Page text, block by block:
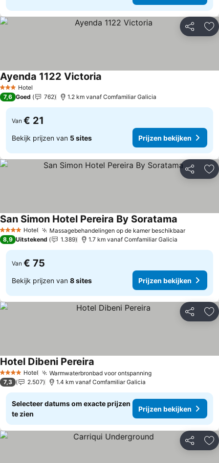
Delen
3 SterrenHotel
Ayenda 1122 Victoria
7,6 Goed 762 1.2 km vanaf Comfamiliar Galicia
Van € 21
Bekijk prijzen van 5 sites Prijzen bekijken
Delen
4 SterrenHotel Massagebehandelingen op de kamer beschikbaarPrijzen
San Simon Hotel Pereira By Soratama
8,9 Uitstekend 1.389 1.7 km vanaf Comfamiliar Galicia
Van € 75
Bekijk prijzen van 8 sites Prijzen bekijken
Delen
4 SterrenHotel Warmwaterbronbad voor ontspanningPrijzen bekijken
Hotel Dibeni Pereira
7,3 2.507 1.4 km vanaf Comfamiliar Galicia
Selecteer datums om exacte prijzen
te zien
Prijzen bekijken
Delen